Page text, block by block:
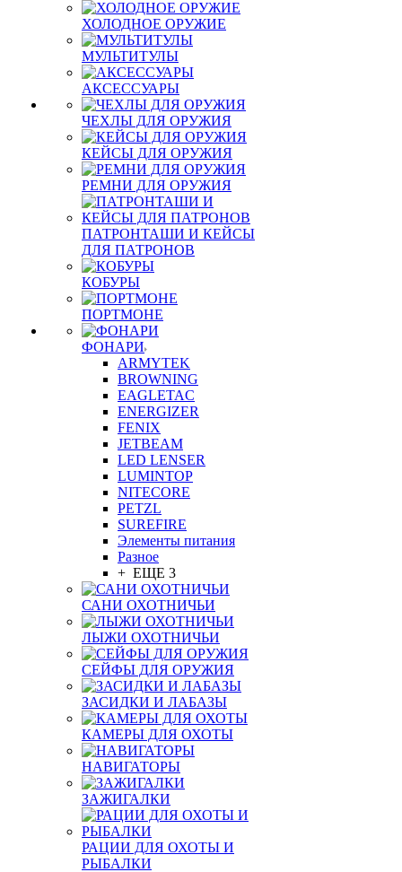
ХОЛОДНОЕ ОРУЖИЕ
МУЛЬТИТУЛЫ
АКСЕССУАРЫ
ЧЕХЛЫ ДЛЯ ОРУЖИЯ
КЕЙСЫ ДЛЯ ОРУЖИЯ
РЕМНИ ДЛЯ ОРУЖИЯ
ПАТРОНТАШИ И КЕЙСЫ
ДЛЯ ПАТРОНОВ
КОБУРЫ
ПОРТМОНЕ
ФОНАРИ
ARMYTEK
BROWNING
EAGLETAC
ENERGIZER
FENIX
JETBEAM
LED LENSER
LUMINTOP
NITECORE
PETZL
SUREFIRE
Элементы питания
Разное
+ ЕЩЕ 3
САНИ ОХОТНИЧЬИ
ЛЫЖИ ОХОТНИЧЬИ
СЕЙФЫ ДЛЯ ОРУЖИЯ
ЗАСИДКИ И ЛАБАЗЫ
КАМЕРЫ ДЛЯ ОХОТЫ
НАВИГАТОРЫ
ЗАЖИГАЛКИ
РАЦИИ ДЛЯ ОХОТЫ И
РЫБАЛКИ